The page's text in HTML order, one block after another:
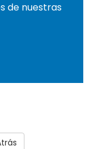
de nuestras